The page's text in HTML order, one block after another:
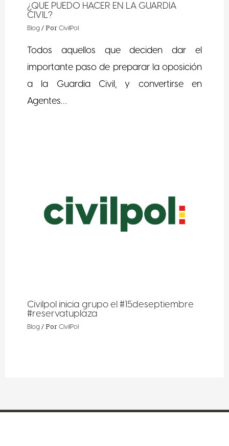
¿QUE PUEDO HACER EN LA GUARDIA
CIVIL?
Blog/ Por CivilPol
Todos aquellos que deciden dar el
importante paso de preparar la oposición
a la Guardia Civil, y convertirse en
Agentes…
Civilpol inicia grupo el #15deseptiembre
#reservatuplaza
Blog/ Por CivilPol